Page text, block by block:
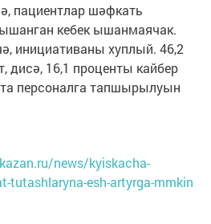
пациентлар шәфкать
кебек ышанмаячак.
инициативаны хуплый. 46,2
дисә, 16,1 проценты кайбер
персоналга тапшырылуын
news/kyiskacha-
tutashlaryna-esh-artyrga-mmkin